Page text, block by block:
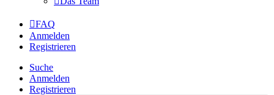
FAQ
Anmelden
Registrieren
Suche
Anmelden
Registrieren